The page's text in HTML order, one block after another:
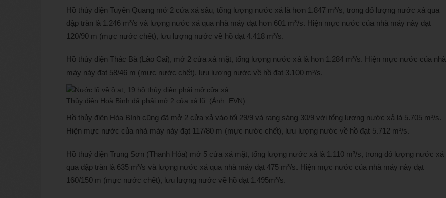
Hồ thủy điện Tuyên Quang mở 2 cửa xả sâu, tổng lượng nước xả là hơn 1.847 m³/s, trong đó lượng nước xả qua
đập tràn là 1.246 m³/s và lượng nước xả qua nhà máy đạt hơn 601 m³/s. Hiện mực nước của nhà máy này đạt
120/90 m (mực nước chết), lưu lượng nước về hồ đạt 4.418 m³/s.
Hồ thủy điện Thác Bà (Lào Cai), mở 2 cửa xả mặt, tổng lượng nước xả là hơn 1.284 m³/s. Hiện mực nước của nhà
máy này đạt 58/46 m (mực nước chết), lưu lượng nước về hồ đạt 3.100 m³/s.
Thủy điện Hoà Bình đã phải mở 2 cửa xả lũ. (Ảnh: EVN).
Hồ thủy điện Hòa Bình cũng đã mở 2 cửa xả vào tối 29/9 và rạng sáng 30/9 với tổng lượng nước xả là 5.705 m³/s.
Hiện mực nước của nhà máy này đạt 117/80 m (mực nước chết), lưu lượng nước về hồ đạt 5.712 m³/s.
Hồ thuỷ điện Trung Sơn (Thanh Hóa) mở 5 cửa xả mặt, tổng lượng nước xả là 1.110 m³/s, trong đó lượng nước xả
qua đập tràn là 635 m³/s và lượng nước xả qua nhà máy đạt 475 m³/s. Hiện mực nước của nhà máy này đạt
160/150 m (mực nước chết), lưu lượng nước về hồ đạt 1.495m³/s.